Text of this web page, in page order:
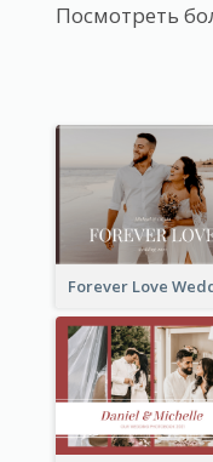
Посмотреть